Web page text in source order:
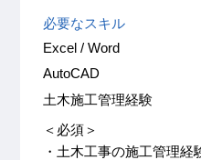
必要なスキル
Excel / Word
AutoCAD
土木施工管理経験
＜必須＞
・土木工事の施工管理経